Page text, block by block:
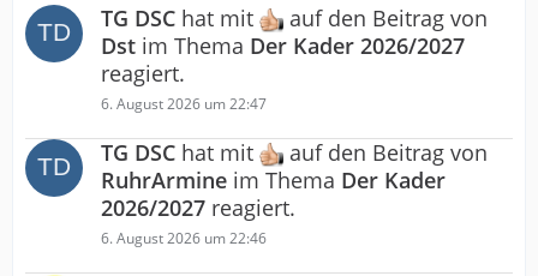
TG DSC hat mit
auf den Beitrag von
Dst im Thema Der Kader 2026/2027
reagiert.
6. August 2026 um 22:47
TG DSC hat mit
auf den Beitrag von
RuhrArmine im Thema Der Kader
2026/2027 reagiert.
6. August 2026 um 22:46